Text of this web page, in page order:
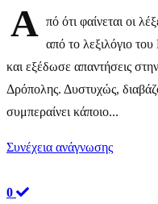
Α
πό ότι φαίνεται οι
από το λεξιλόγιο
και εξέδωσε απαντήσεις
Δρόπολης. Δυστυχώς,
συμπεραίνει κάποιο...
Συνέχεια ανάγνωσης
0